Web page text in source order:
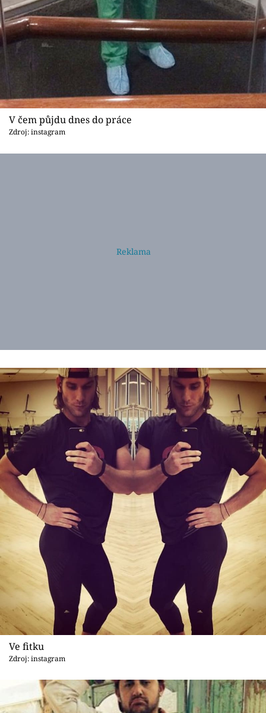
V čem půjdu dnes do práce
Zdroj: instagram
Ve fitku
Zdroj: instagram